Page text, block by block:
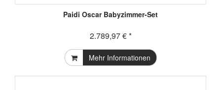
Paidi Oscar Babyzimmer-Set
2.789,97 € *
Mehr Informationen